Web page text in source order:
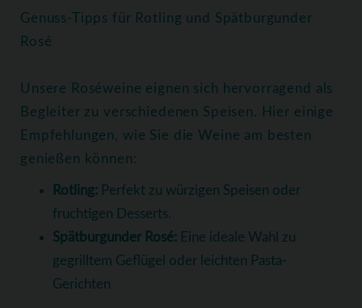
Genuss-Tipps für Rotling und Spätburgunder
Rosé
Unsere Roséweine eignen sich hervorragend als
Begleiter zu verschiedenen Speisen. Hier einige
Empfehlungen, wie Sie die Weine am besten
genießen können:
Rotling: Perfekt zu würzigen Speisen oder
fruchtigen Desserts.
Spätburgunder Rosé: Eine ideale Wahl zu
gegrilltem Geflügel oder leichten Pasta-
Gerichten